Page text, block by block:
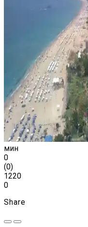
мин
0
(0)
1220
0
Share